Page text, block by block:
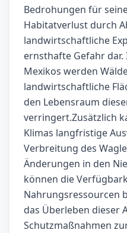
Bedrohungen für
Habitatverlust durch
landwirtschaftliche
ernsthafte Gefahr dar.
Mexikos werden
landwirtschaftliche
den Lebensraum
verringert.Zusätzlich
Klimas langfristige
Verbreitung des
Änderungen in den
können die
Nahrungsressourcen
das Überleben dieser
Schutzmaßnahmen